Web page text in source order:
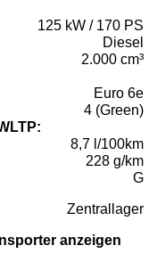
125 kW / 170 PS
Diesel
2.000 cm³
Euro 6e
4 (Green)
8,7 l/100km
228 g/km
G
Zentrallager
anzeigen